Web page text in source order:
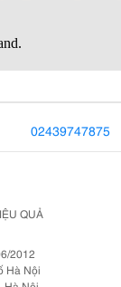
02439747875
QUẢ
2012
Hà Nội